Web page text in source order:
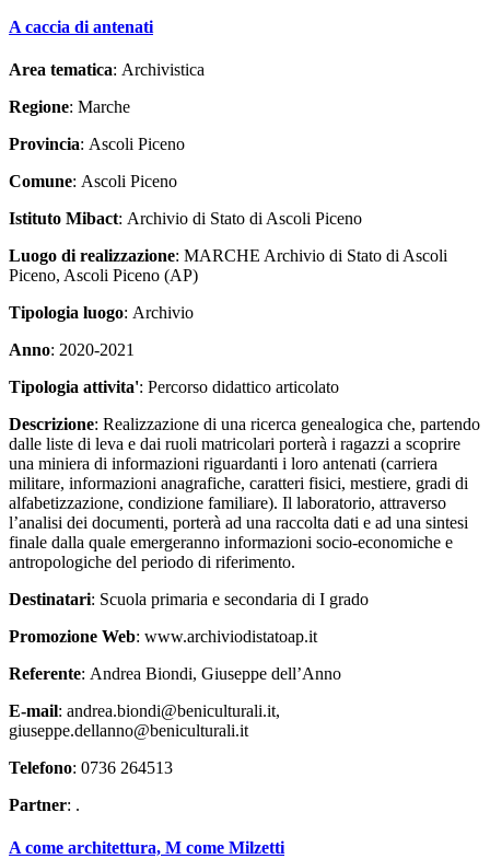
A caccia di antenati
Area tematica: Archivistica
Regione: Marche
Provincia: Ascoli Piceno
Comune: Ascoli Piceno
Istituto Mibact: Archivio di Stato di Ascoli Piceno
Luogo di realizzazione: MARCHE Archivio di Stato di Ascoli
Piceno, Ascoli Piceno (AP)
Tipologia luogo: Archivio
Anno: 2020-2021
Tipologia attivita': Percorso didattico articolato
Descrizione: Realizzazione di una ricerca genealogica che, partendo
dalle liste di leva e dai ruoli matricolari porterà i ragazzi a scoprire
una miniera di informazioni riguardanti i loro antenati (carriera
militare, informazioni anagrafiche, caratteri fisici, mestiere, gradi di
alfabetizzazione, condizione familiare). Il laboratorio, attraverso
l’analisi dei documenti, porterà ad una raccolta dati e ad una sintesi
finale dalla quale emergeranno informazioni socio-economiche e
antropologiche del periodo di riferimento.
Destinatari: Scuola primaria e secondaria di I grado
Promozione Web: www.archiviodistatoap.it
Referente: Andrea Biondi, Giuseppe dell’Anno
E-mail: andrea.biondi@beniculturali.it,
giuseppe.dellanno@beniculturali.it
Telefono: 0736 264513
Partner: .
A come architettura, M come Milzetti